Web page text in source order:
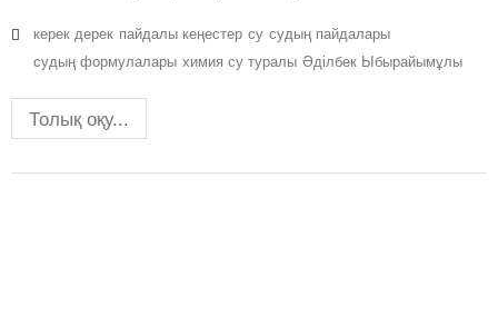
керек дерек пайдалы кеңестер су судың пайдалары
судың формулалары химия су туралы Әділбек Ыбырайымұлы
Толық оқу...